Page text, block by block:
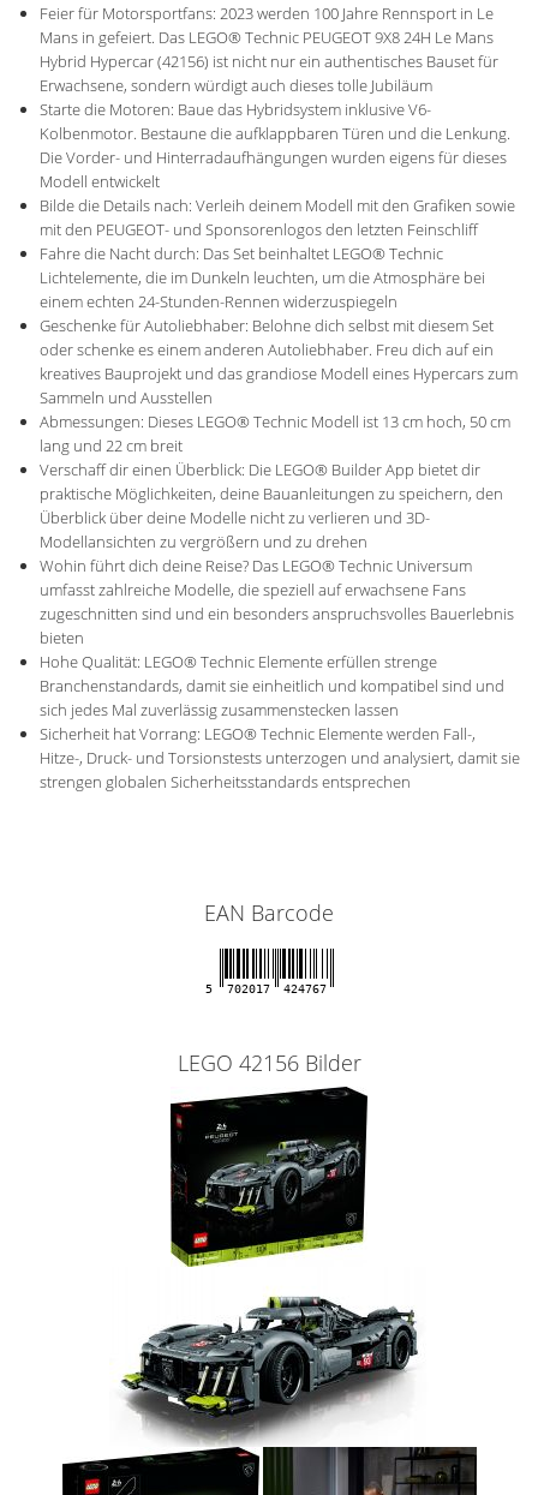
Feier für Motorsportfans: 2023 werden 100 Jahre Rennsport in Le
Mans in gefeiert. Das LEGO® Technic PEUGEOT 9X8 24H Le Mans
Hybrid Hypercar (42156) ist nicht nur ein authentisches Bauset für
Erwachsene, sondern würdigt auch dieses tolle Jubiläum
Starte die Motoren: Baue das Hybridsystem inklusive V6-
Kolbenmotor. Bestaune die aufklappbaren Türen und die Lenkung.
Die Vorder- und Hinterradaufhängungen wurden eigens für dieses
Modell entwickelt
Bilde die Details nach: Verleih deinem Modell mit den Grafiken sowie
mit den PEUGEOT- und Sponsorenlogos den letzten Feinschliff
Fahre die Nacht durch: Das Set beinhaltet LEGO® Technic
Lichtelemente, die im Dunkeln leuchten, um die Atmosphäre bei
einem echten 24-Stunden-Rennen widerzuspiegeln
Geschenke für Autoliebhaber: Belohne dich selbst mit diesem Set
oder schenke es einem anderen Autoliebhaber. Freu dich auf ein
kreatives Bauprojekt und das grandiose Modell eines Hypercars zum
Sammeln und Ausstellen
Abmessungen: Dieses LEGO® Technic Modell ist 13 cm hoch, 50 cm
lang und 22 cm breit
Verschaff dir einen Überblick: Die LEGO® Builder App bietet dir
praktische Möglichkeiten, deine Bauanleitungen zu speichern, den
Überblick über deine Modelle nicht zu verlieren und 3D-
Modellansichten zu vergrößern und zu drehen
Wohin führt dich deine Reise? Das LEGO® Technic Universum
umfasst zahlreiche Modelle, die speziell auf erwachsene Fans
zugeschnitten sind und ein besonders anspruchsvolles Bauerlebnis
bieten
Hohe Qualität: LEGO® Technic Elemente erfüllen strenge
Branchenstandards, damit sie einheitlich und kompatibel sind und
sich jedes Mal zuverlässig zusammenstecken lassen
Sicherheit hat Vorrang: LEGO® Technic Elemente werden Fall-,
Hitze-, Druck- und Torsionstests unterzogen und analysiert, damit sie
strengen globalen Sicherheitsstandards entsprechen
EAN Barcode
5 702017 424767
LEGO 42156 Bilder